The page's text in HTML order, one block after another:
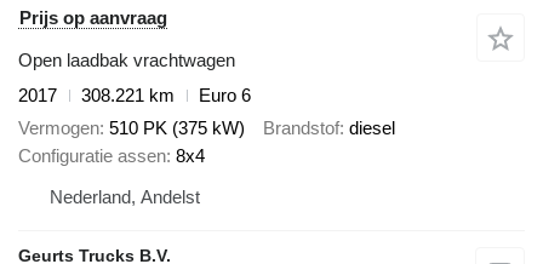
Prijs op aanvraag
Open laadbak vrachtwagen
2017
308.221 km
Euro 6
Vermogen 510 PK (375 kW) Brandstof diesel
Configuratie assen 8x4
Nederland, Andelst
Geurts Trucks B.V.